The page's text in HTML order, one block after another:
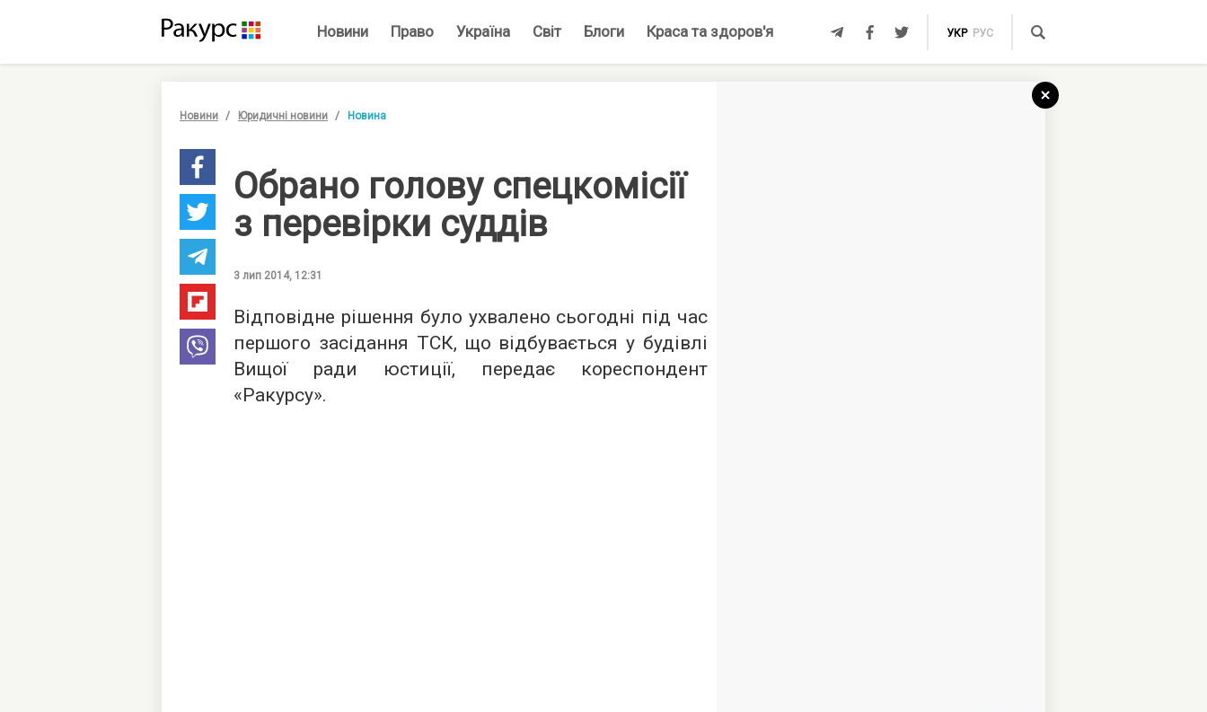
Новини Право Україна Світ Блоги Краса та здоров'я УКР РУС
Новини Юридичні новини Новина
Обрано голову спецкомісії
з перевірки суддів
3 лип 2014, 12:31
Відповідне рішення було ухвалено сьогодні під час
першого засідання ТСК, що відбувається у будівлі
Вищої ради юстиції, передає кореспондент
«Ракурсу».